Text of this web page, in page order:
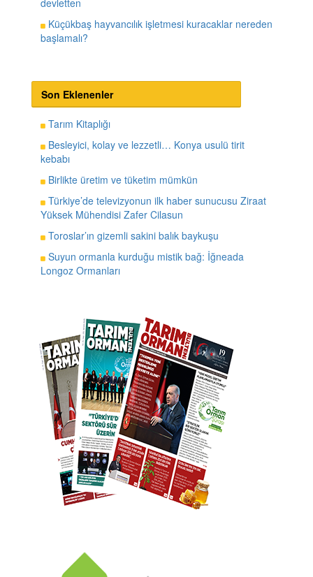
Küçükbaş hayvancılık işletmesi kuracaklar nereden
başlamalı?
Son Eklenenler
Tarım Kitaplığı
Besleyici, kolay ve lezzetli… Konya usulü tirit
kebabı
Birlikte üretim ve tüketim mümkün
Türkiye’de televizyonun ilk haber sunucusu Ziraat
Yüksek Mühendisi Zafer Cilasun
Toroslar’ın gizemli sakini balık baykuşu
Suyun ormanla kurduğu mistik bağ: İğneada
Longoz Ormanları